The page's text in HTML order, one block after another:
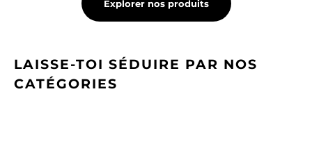
Explorer nos produits
LAISSE-TOI SÉDUIRE PAR NOS
CATÉGORIES